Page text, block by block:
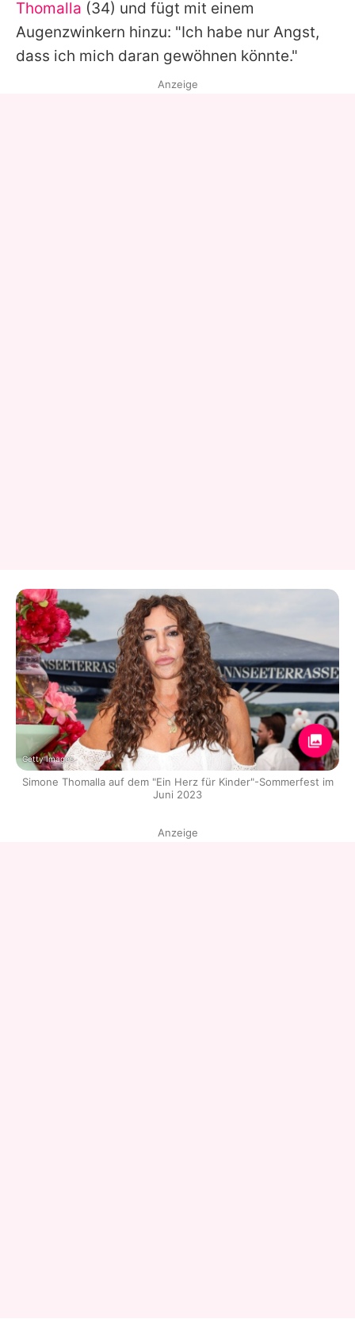
Thomalla (34) und fügt mit einem
Augenzwinkern hinzu: "Ich habe nur Angst,
dass ich mich daran gewöhnen könnte."
Anzeige
Getty Images
Simone Thomalla auf dem "Ein Herz für Kinder"-Sommerfest im
Juni 2023
Anzeige